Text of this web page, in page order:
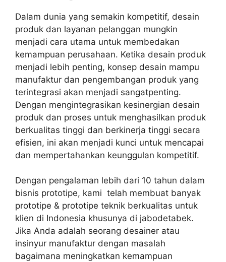
Dalam dunia yang semakin kompetitif, desain
produk dan layanan pelanggan mungkin
menjadi cara utama untuk membedakan
kemampuan perusahaan. Ketika desain produk
menjadi lebih penting, konsep desain mampu
manufaktur dan pengembangan produk yang
terintegrasi akan menjadi sangatpenting.
Dengan mengintegrasikan kesinergian desain
produk dan proses untuk menghasilkan produk
berkualitas tinggi dan berkinerja tinggi secara
efisien, ini akan menjadi kunci untuk mencapai
dan mempertahankan keunggulan kompetitif.
Dengan pengalaman lebih dari 10 tahun dalam
bisnis prototipe, kami telah membuat banyak
prototipe & prototipe teknik berkualitas untuk
klien di Indonesia khusunya di jabodetabek.
Jika Anda adalah seorang desainer atau
insinyur manufaktur dengan masalah
bagaimana meningkatkan kemampuan